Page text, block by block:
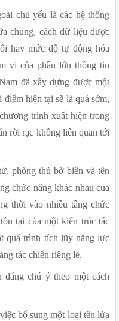
chủ yếu là các hệ thống
chúng, cách dữ liệu được
hay mức độ tự động hóa
vi của phần lớn thông tin
đã xây dựng được một
hiện tại sẽ là quá sớm,
trình xuất hiện trong
rời rạc không liên quan tới
phòng thủ bờ biển và tên
chức năng khác nhau của
thời vào nhiều tầng chức
tại của một kiến trúc tác
quá trình tích lũy năng lực
tác chiến riêng lẻ.
chú ý theo một cách
bổ sung một loại tên lửa